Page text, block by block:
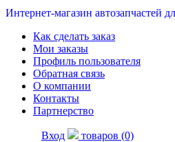
Интернет-магазин автозапчастей
Как сделать заказ
Мои заказы
Профиль пользователя
Обратная связь
О компании
Контакты
Партнерство
Вход товаров (0)